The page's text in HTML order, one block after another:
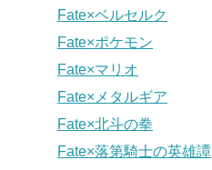
Fate×ベルセルク
Fate×ポケモン
Fate×マリオ
Fate×メタルギア
Fate×北斗の拳
Fate×落第騎士の英雄譚